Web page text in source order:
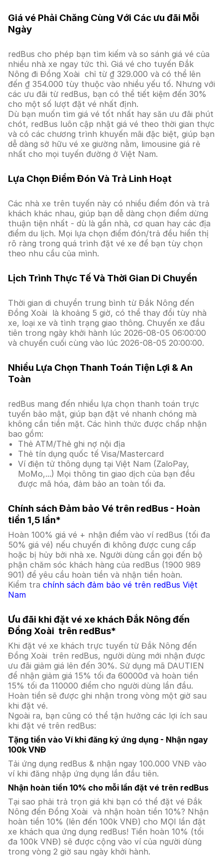
Giá vé Phải Chăng Cùng Với Các ưu đãi Mỗi
Ngày
redBus cho phép bạn tìm kiếm và so sánh giá vé của
nhiều nhà xe ngay tức thì. Giá vé cho tuyến Đắk
Nông đi Đồng Xoài chỉ từ ₫ 329.000 và có thể lên
đến ₫ 354.000 tùy thuộc vào nhiều yếu tố. Nhưng với
các ưu đãi từ redBus, bạn có thể tiết kiệm đến 30%
cho một số lượt đặt vé nhất định.
Dù bạn muốn tìm giá vé tốt nhất hay săn ưu đãi phút
chót, redBus luôn cập nhật giá vé theo thời gian thực
và có các chương trình khuyến mãi đặc biệt, giúp bạn
dễ dàng sở hữu vé xe giường nằm, limousine giá rẻ
nhất cho mọi tuyến đường ở Việt Nam.
Lựa Chọn Điểm Đón Và Trả Linh Hoạt
Các nhà xe trên tuyến này có nhiều điểm đón và trả
khách khác nhau, giúp bạn dễ dàng chọn điểm dừng
thuận tiện nhất - dù là gần nhà, cơ quan hay các địa
điểm du lịch. Mọi lựa chọn điểm đón/trả đều hiển thị
rõ ràng trong quá trình đặt vé xe để bạn tùy chọn
theo nhu cầu của mình.
Lịch Trình Thực Tế Và Thời Gian Di Chuyển
Thời gian di chuyển trung bình từ Đắk Nông đến
Đồng Xoài là khoảng 5 giờ, có thể thay đổi tùy nhà
xe, loại xe và tình trạng giao thông. Chuyến xe đầu
tiên trong ngày khởi hành lúc 2026-08-05 06:00:00
và chuyến cuối cùng vào lúc 2026-08-05 20:00:00.
Nhiều Lựa Chọn Thanh Toán Tiện Lợi & An
Toàn
redBus mang đến nhiều lựa chọn thanh toán trực
tuyến bảo mật, giúp bạn đặt vé nhanh chóng mà
không cần tiền mặt. Các hình thức được chấp nhận
bao gồm:
Thẻ ATM/Thẻ ghi nợ nội địa
Thẻ tín dụng quốc tế Visa/Mastercard
Ví điện tử thông dụng tại Việt Nam (ZaloPay,
MoMo,...) Mọi thông tin giao dịch của bạn đều
được mã hóa, đảm bảo an toàn tối đa.
Chính sách Đảm bảo Vé trên redBus - Hoàn
tiền 1,5 lần*
Hoàn 100% giá vé + nhận điểm vào ví redBus (tối đa
50% giá vé) nếu chuyến đi không được cung cấp
hoặc bị hủy bởi nhà xe. Người dùng cần gọi đến bộ
phận chăm sóc khách hàng của redBus (1900 989
901) để yêu cầu hoàn tiền và nhận tiền hoàn.
Kiểm tra chính sách đảm bảo vé trên redBus Việt
Nam
Ưu đãi khi đặt vé xe khách Đắk Nông đến
Đồng Xoài trên redBus*
Khi đặt vé xe khách trực tuyến từ Đắk Nông đến
Đồng Xoài trên redBus, người dùng mới nhận được
ưu đãi giảm giá lên đến 30%. Sử dụng mã DAUTIEN
để nhận giảm giá 15% tối đa 60000đ và hoàn tiền
15% tối đa 110000 điểm cho người dùng lần đầu.
Hoàn tiền sẽ được ghi nhận trong vòng một giờ sau
khi đặt vé.
Ngoài ra, bạn cũng có thể tận hưởng các lợi ích sau
khi đặt vé trên redBus:
Tặng tiền vào Ví khi đăng ký ứng dụng - Nhận ngay
100k VNĐ
Tải ứng dụng redBus & nhận ngay 100.000 VNĐ vào
ví khi đăng nhập ứng dụng lần đầu tiên.
Nhận hoàn tiền 10% cho mỗi lần đặt vé trên redBus
Tại sao phải trả trọn giá khi bạn có thể đặt vé Đắk
Nông đến Đồng Xoài và nhận hoàn tiền 10%? Nhận
hoàn tiền 10% (lên đến 100k VNĐ) cho MỌI lần đặt
xe khách qua ứng dụng redBus! Tiền hoàn 10% (tối
đa 100k VNĐ) sẽ được cộng vào ví của người dùng
trong vòng 2 giờ sau ngày khởi hành.